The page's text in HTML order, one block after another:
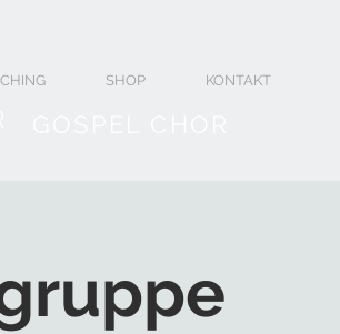
SHOP KONTAKT